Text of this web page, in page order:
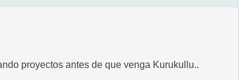
proyectos antes de que venga Kurukullu..